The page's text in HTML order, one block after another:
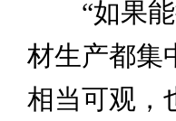
“如果能
材生产都集
相当可观，